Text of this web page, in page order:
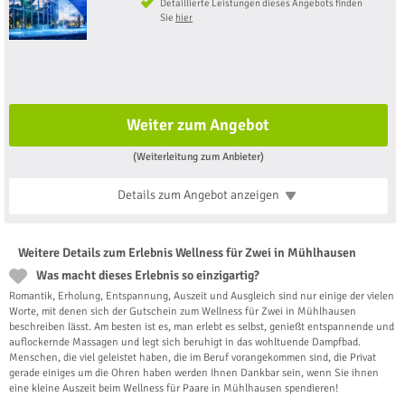
Detaillierte Leistungen dieses Angebots finden
Sie hier
Weiter zum Angebot
(Weiterleitung zum Anbieter)
Details zum Angebotanzeigen
Weitere Details zum Erlebnis Wellness für Zwei in Mühlhausen
Was macht dieses Erlebnis so einzigartig?
Romantik, Erholung, Entspannung, Auszeit und Ausgleich sind nur einige der vielen
Worte, mit denen sich der Gutschein zum Wellness für Zwei in Mühlhausen
beschreiben lässt. Am besten ist es, man erlebt es selbst, genießt entspannende und
auflockernde Massagen und legt sich beruhigt in das wohltuende Dampfbad.
Menschen, die viel geleistet haben, die im Beruf vorangekommen sind, die Privat
gerade einiges um die Ohren haben werden Ihnen Dankbar sein, wenn Sie ihnen
eine kleine Auszeit beim Wellness für Paare in Mühlhausen spendieren!